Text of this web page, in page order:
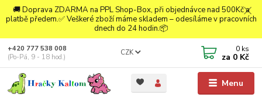
🚚 Doprava ZDARMA na PPL Shop-Box, při objednávce nad 500Kč a
platbě předem.✅ Veškeré zboží máme skladem – odesíláme v pracovních
dnech do 24 hodin.📦
Menu
CZK
+420 777 538 008
(Po-Pá, 9 - 18 hod.)
0 ks
za 0 Kč